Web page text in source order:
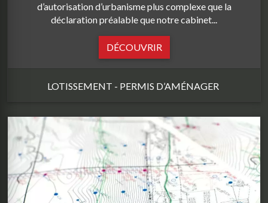
d’autorisation d’urbanisme plus complexe que la
déclaration préalable que notre cabinet...
DÉCOUVRIR
LOTISSEMENT - PERMIS D’AMÉNAGER